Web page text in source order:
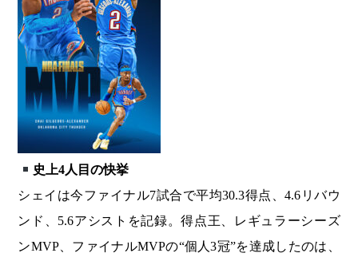
史上4人目の快挙
シェイは今ファイナル7試合で平均30.3得点、4.6リバウ
ンド、5.6アシストを記録。得点王、レギュラーシーズ
ンMVP、ファイナルMVPの“個人3冠”を達成したのは、